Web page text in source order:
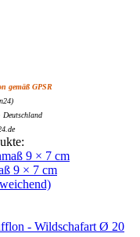
gemäß GPSR
Deutschland
9 × 7 cm